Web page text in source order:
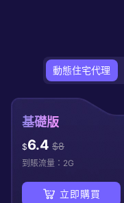
動態住宅代理
基礎版
$6.4 $8
到賬流量： 2G
立即購買